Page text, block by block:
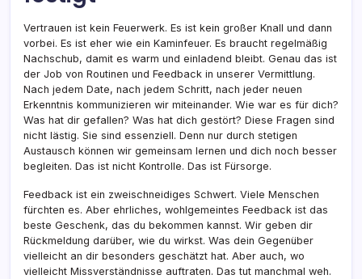
Vertrauen ist kein Feuerwerk. Es ist kein großer Knall und dann
vorbei. Es ist eher wie ein Kaminfeuer. Es braucht regelmäßig
Nachschub, damit es warm und einladend bleibt. Genau das ist
der Job von Routinen und Feedback in unserer Vermittlung.
Nach jedem Date, nach jedem Schritt, nach jeder neuen
Erkenntnis kommunizieren wir miteinander. Wie war es für dich?
Was hat dir gefallen? Was hat dich gestört? Diese Fragen sind
nicht lästig. Sie sind essenziell. Denn nur durch stetigen
Austausch können wir gemeinsam lernen und dich noch besser
begleiten. Das ist nicht Kontrolle. Das ist Fürsorge.
Feedback ist ein zweischneidiges Schwert. Viele Menschen
fürchten es. Aber ehrliches, wohlgemeintes Feedback ist das
beste Geschenk, das du bekommen kannst. Wir geben dir
Rückmeldung darüber, wie du wirkst. Was dein Gegenüber
vielleicht an dir besonders geschätzt hat. Aber auch, wo
vielleicht Missverständnisse auftraten. Das tut manchmal weh.